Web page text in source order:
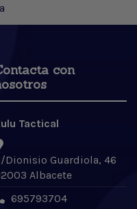
con
Tactical
Dionisio Guardiola, 46
Albacete
695793704